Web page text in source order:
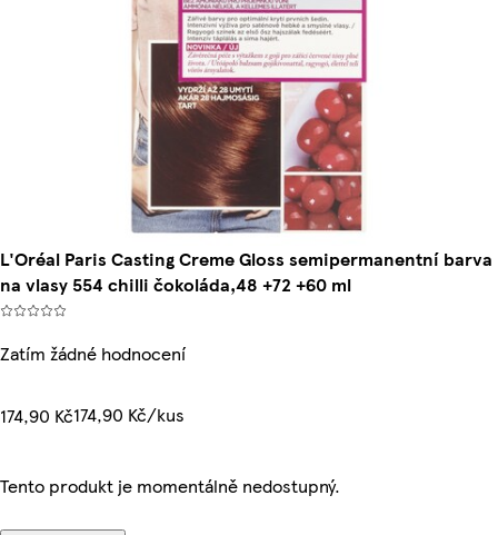
L'Oréal Paris Casting Creme Gloss semipermanentní barva
na vlasy 554 chilli čokoláda,48 +72 +60 ml
Zatím žádné hodnocení
174,90 Kč174,90 Kč/kus
Tento produkt je momentálně nedostupný.